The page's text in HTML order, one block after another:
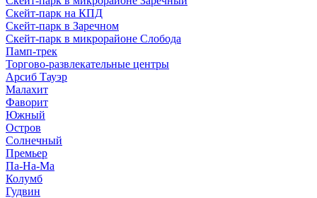
Скейт-парк на КПД
Скейт-парк в Заречном
Скейт-парк в микрорайоне Слобода
Памп-трек
Торгово-развлекательные центры
Арсиб Тауэр
Малахит
Фаворит
Южный
Остров
Солнечный
Премьер
Па-На-Ма
Колумб
Гудвин